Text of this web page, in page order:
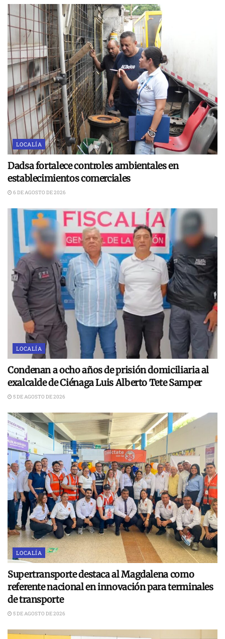
LOCALÍA
Dadsa fortalece controles ambientales en
establecimientos comerciales
6 DE AGOSTO DE 2026
LOCALÍA
Condenan a ocho años de prisión domiciliaria al
exalcalde de Ciénaga Luis Alberto Tete Samper
5 DE AGOSTO DE 2026
LOCALÍA
Supertransporte destaca al Magdalena como
referente nacional en innovación para terminales
de transporte
5 DE AGOSTO DE 2026